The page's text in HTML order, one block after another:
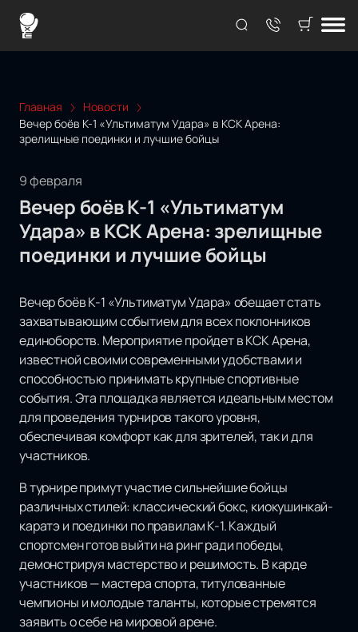
Главная
Новости
Вечер боёв К-1 «Ультиматум Удара» в КСК Арена:
зрелищные поединки и лучшие бойцы
9 февраля
Вечер боёв К-1 «Ультиматум
Удара» в КСК Арена: зрелищные
поединки и лучшие бойцы
Вечер боёв К-1 «Ультиматум Удара» обещает стать
захватывающим событием для всех поклонников
единоборств. Мероприятие пройдет в КСК Арена,
известной своими современными удобствами и
способностью принимать крупные спортивные
события. Эта площадка является идеальным местом
для проведения турниров такого уровня,
обеспечивая комфорт как для зрителей, так и для
участников.
В турнире примут участие сильнейшие бойцы
различных стилей: классический бокс, киокушинкай-
каратэ и поединки по правилам К-1. Каждый
спортсмен готов выйти на ринг ради победы,
демонстрируя мастерство и решимость. В карде
участников — мастера спорта, титулованные
чемпионы и молодые таланты, которые стремятся
заявить о себе на мировой арене.